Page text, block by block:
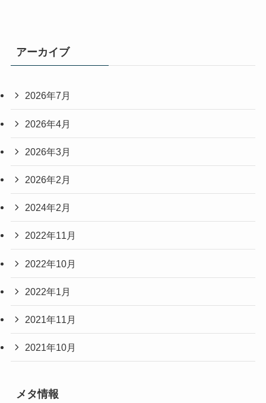
アーカイブ
2026年7月
2026年4月
2026年3月
2026年2月
2024年2月
2022年11月
2022年10月
2022年1月
2021年11月
2021年10月
メタ情報